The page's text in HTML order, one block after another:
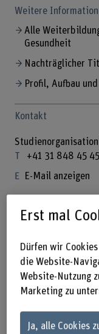
Weitere
Alle
Gesundheit
Nachträglicher
Profil, Aufbau
Kontakt
+41 31 848 45 45
E-Mail anzeigen
Erst mal
Dürfen wir
die Website-
Website-Nutzung
Marketing zu
Ja, alle Cookies